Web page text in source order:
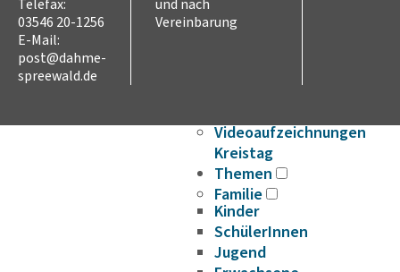
Kreistag
Videoaufzeichnungen
Kreistag
Themen
Familie
Kinder
SchülerInnen
Jugend
Telefax:
03546 20-1256
E-Mail:
post@dahme-
spreewald.de
und nach
Vereinbarung